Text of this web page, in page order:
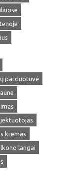
parduotuvė
kremas
langai